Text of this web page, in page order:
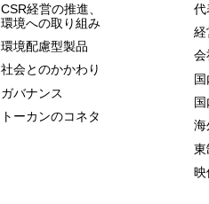
CSR経営の推進、
環境への取り組み
環境配慮型製品
社会とのかかわり
ガバナンス
トーカンのコネタ
代
経
会
海
東
映